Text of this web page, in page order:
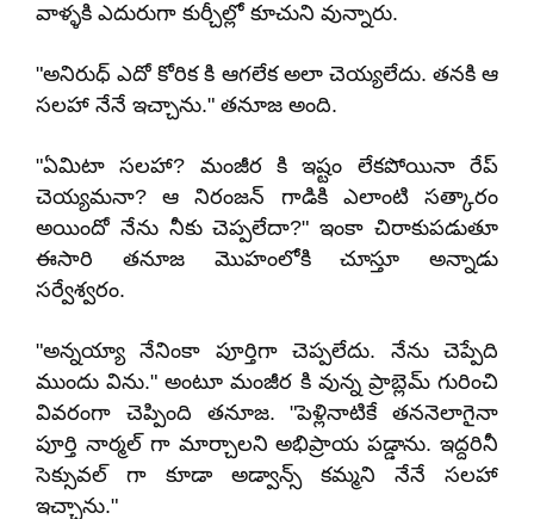
వాళ్ళకి ఎదురుగా కుర్చీల్లో కూచుని వున్నారు.
"అనిరుధ్ ఎదో కోరిక కి ఆగలేక అలా చెయ్యలేదు. తనకి ఆ
సలహా నేనే ఇచ్చాను." తనూజ అంది.
"ఏమిటా సలహా? మంజీర కి ఇష్టం లేకపోయినా రేప్
చెయ్యమనా? ఆ నిరంజన్ గాడికి ఎలాంటి సత్కారం
అయిందో నేను నీకు చెప్పలేదా?" ఇంకా చిరాకుపడుతూ
ఈసారి తనూజ మొహంలోకి చూస్తూ అన్నాడు
సర్వేశ్వరం.
"అన్నయ్యా నేనింకా పూర్తిగా చెప్పలేదు. నేను చెప్పేది
ముందు విను." అంటూ మంజీర కి వున్న ప్రాబ్లెమ్ గురించి
వివరంగా చెప్పింది తనూజ. "పెళ్లినాటికే తననెలాగైనా
పూర్తి నార్మల్ గా మార్చాలని అభిప్రాయ పడ్డాను. ఇద్దరినీ
సెక్సువల్ గా కూడా అడ్వాన్స్ కమ్మని నేనే సలహా
ఇచ్చాను."